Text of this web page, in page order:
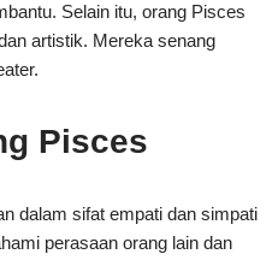
Selain itu, orang Pisces
artistik. Mereka senang
Pisces
dalam sifat empati dan simpati
perasaan orang lain dan